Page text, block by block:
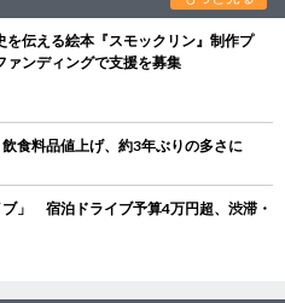
を伝える絵本『スモックリン』制作プ
ンディングで支援を募集
食料品値上げ、約3年ぶりの多さに
」 宿泊ドライブ予算4万円超、渋滞・